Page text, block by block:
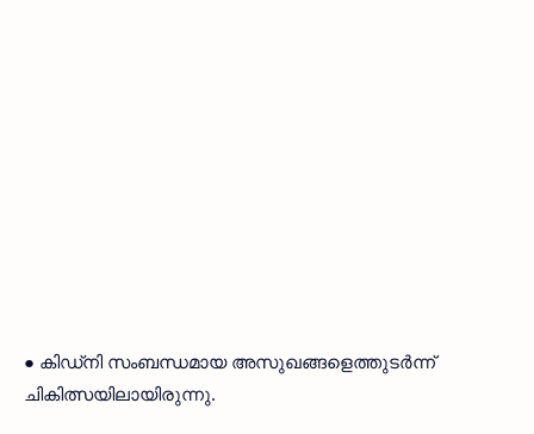
● കിഡ്‌നി സംബന്ധമായ അസുഖങ്ങളെത്തുടർന്ന്
ചികിത്സയിലായിരുന്നു.